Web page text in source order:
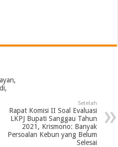
Setelah
Rapat Komisi II Soal Evaluasi
LKPJ Bupati Sanggau Tahun
2021, Krismono: Banyak
Persoalan Kebun yang Belum
Selesai